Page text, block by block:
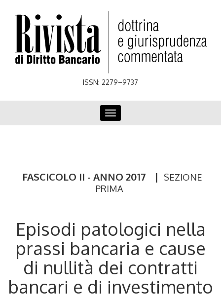
ISSN: 2279–9737
Toggle
navigation
FASCICOLO II - ANNO 2017 |
SEZIONE
PRIMA
Episodi patologici nella
prassi bancaria e cause
di nullità dei contratti
bancari e di investimento